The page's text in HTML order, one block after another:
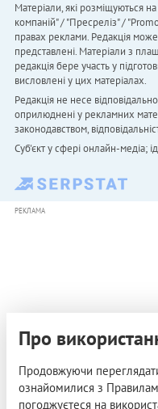
Матеріали, які розміщуються
компаній" / "Пресреліз" /
правах реклами. Редакція
представлені. Матеріали з
редакція бере участь у
висловлені у цих матеріалах.
Редакція не несе
оприлюднені у рекламних
законодавством,
Cуб'єкт у сфері онлайн-медіа;
РЕКЛАМА
Про
Продовжуючи
ознайомилися з
погоджуєтеся на